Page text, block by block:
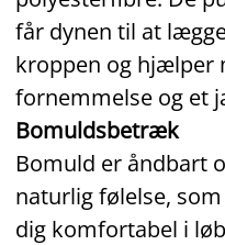
får dynen til at
kroppen og hjælper
fornemmelse og et
Bomuldsbetræk
Bomuld er åndbart
naturlig følelse,
dig komfortabel i